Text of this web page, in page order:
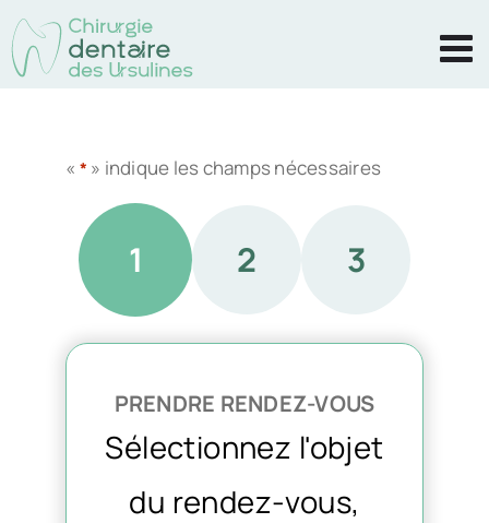
Passer
au
contenu
« * » indique les champs nécessaires
1 2 3
PRENDRE RENDEZ-VOUS
Sélectionnez l'objet
du rendez-vous,